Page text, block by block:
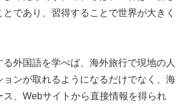
であり、習得することで世界が大きく
外国語を学べば、海外旅行で現地の人
ョンが取れるようになるだけでなく、海
ス、Webサイトから直接情報を得られ